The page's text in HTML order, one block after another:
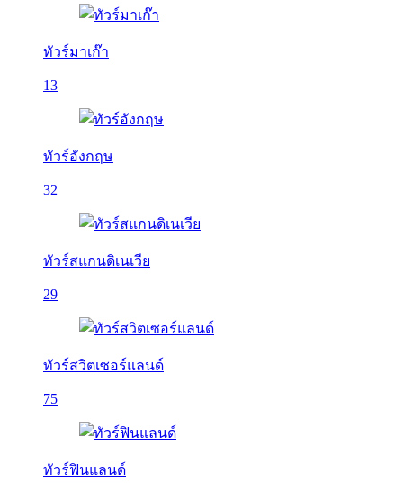
ทัวร์มาเก๊า
13
ทัวร์อังกฤษ
32
ทัวร์สแกนดิเนเวีย
29
ทัวร์สวิตเซอร์แลนด์
75
ทัวร์ฟินแลนด์